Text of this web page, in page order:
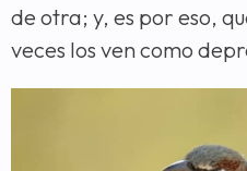
de otra; y, es por eso,
veces los ven como